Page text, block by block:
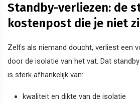
Standby-verliezen: de
kostenpost die je niet
Zelfs als niemand doucht, verliest een
door de isolatie van het vat. Dat
is sterk afhankelijk van:
kwaliteit en dikte van de isolatie